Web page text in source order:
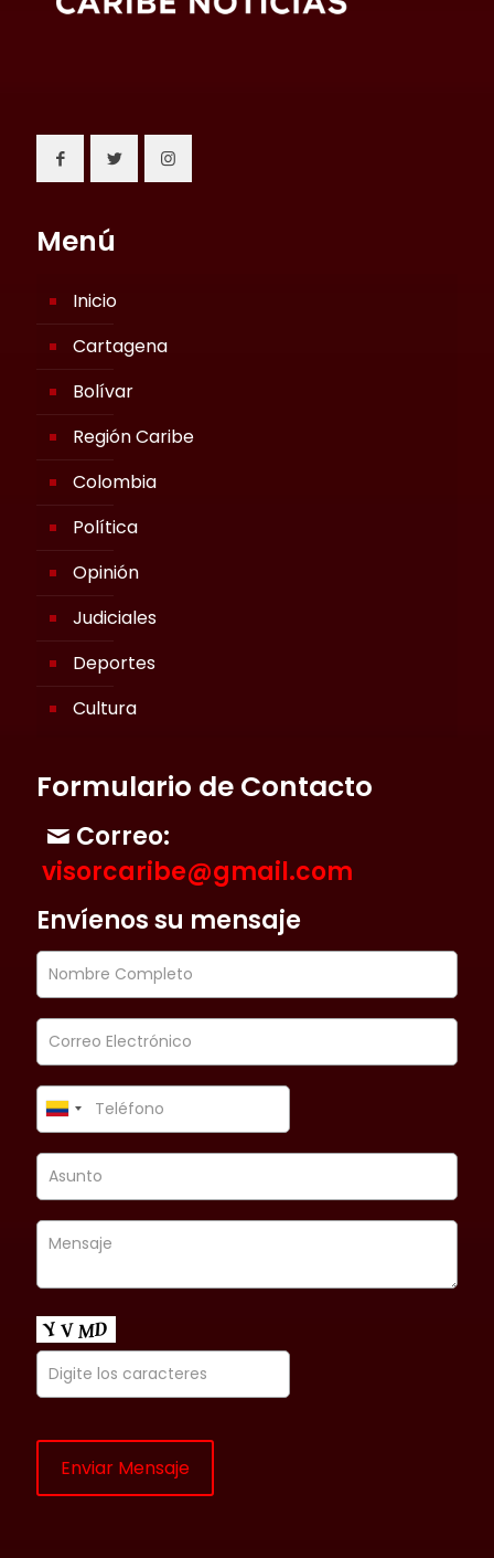
Menú
Inicio
Cartagena
Bolívar
Región Caribe
Colombia
Política
Opinión
Judiciales
Deportes
Cultura
Formulario de Contacto
Correo:
visorcaribe@gmail.com
Envíenos su mensaje